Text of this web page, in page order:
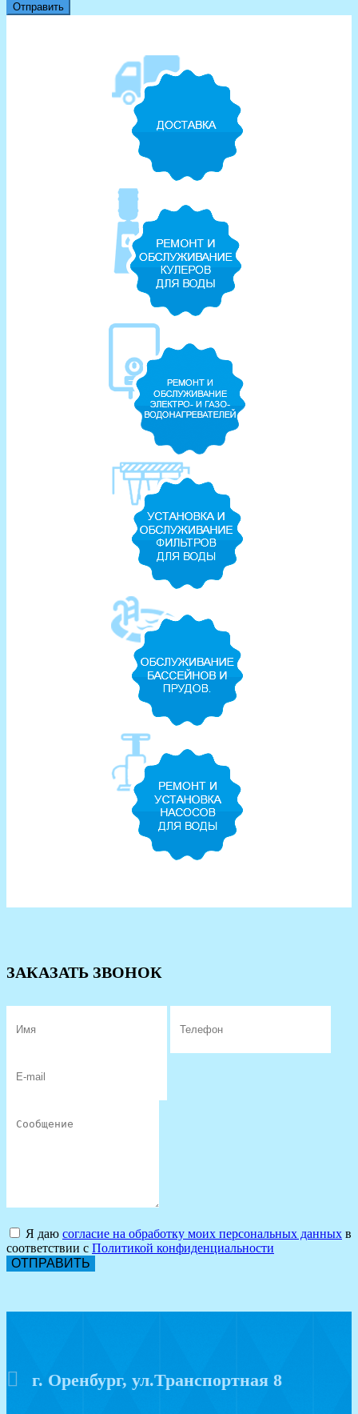
Отправить
ЗАКАЗАТЬ ЗВОНОК
Я даю согласие на обработку моих персональных данных в
соответствии с Политикой конфиденциальности
ОТПРАВИТЬ
г. Оренбург, ул.Транспортная 8